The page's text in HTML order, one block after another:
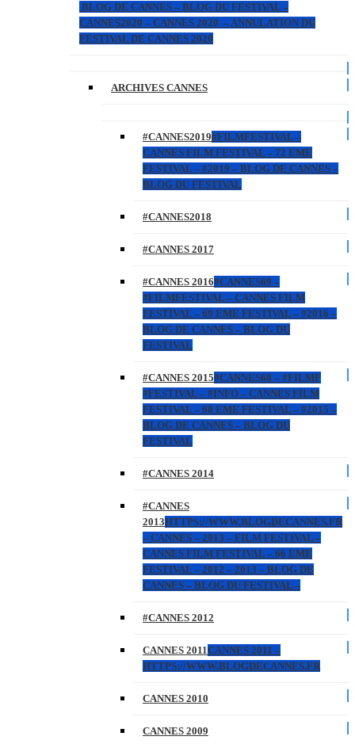
BLOG DE CANNES – BLOG DU FESTIVAL –
CANNES2020 – CANNES 2020 – ANNULATION DU
FESTIVAL DE CANNES 2020
ARCHIVES CANNES
#CANNES2019#FILMFESTIVAL –
CANNES FILM FESTIVAL – 72 EME
FESTIVAL – #2019 – BLOG DE CANNES –
BLOG DU FESTIVAL
#CANNES2018
#CANNES 2017
#CANNES 2016#CANNES69 –
#FILMFESTIVAL – CANNES FILM
FESTIVAL – 69 EME FESTIVAL – #2016 –
BLOG DE CANNES – BLOG DU
FESTIVAL
#CANNES 2015#CANNES68 – #FILMF
#FESTIVAL – #INFO – CANNES FILM
FESTIVAL – 68 EME FESTIVAL – #2015 –
BLOG DE CANNES – BLOG DU
FESTIVAL
#CANNES 2014
#CANNES
2013HTTPS://WWW.BLOGDECANNES.FR
– CANNES – 2013 – FILM FESTIVAL –
CANNES FILM FESTIVAL – 66 EME
FESTIVAL – 2012 – 2013 – BLOG DE
CANNES – BLOG DU FESTIVAL –
#CANNES 2012
CANNES 2011CANNES 2011 –
HTTPS://WWW.BLOGDECANNES.FR
CANNES 2010
CANNES 2009